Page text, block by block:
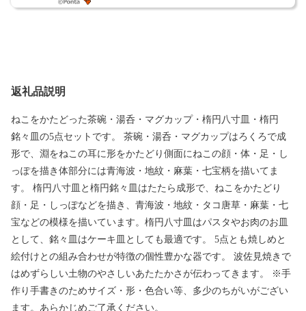
返礼品説明
ねこをかたどった茶碗・湯呑・マグカップ・楕円八寸皿・楕円
銘々皿の5点セットです。 茶碗・湯呑・マグカップはろくろで成
形で、淵をねこの耳に形をかたどり側面にねこの顔・体・足・し
っぽを描き体部分には青海波・地紋・麻葉・七宝柄を描いてま
す。 楕円八寸皿と楕円銘々皿はたたら成形で、ねこをかたどり
顔・足・しっぽなどを描き、青海波・地紋・タコ唐草・麻葉・七
宝などの模様を描いています。楕円八寸皿はパスタやお肉のお皿
として、銘々皿はケーキ皿としても最適です。 5点とも焼しめと
絵付けとの組み合わせが特徴の個性豊かな器です。 波佐見焼きで
はめずらしい土物のやさしいあたたかさが伝わってきます。 ※手
作り手書きのためサイズ・形・色合い等、多少のちがいがござい
ます。あらかじめご了承ください。